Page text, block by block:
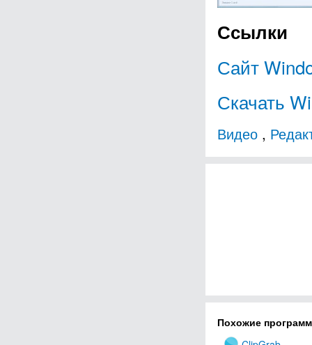
Ссылки
Сайт
Скачать
Видео ,
Похожие